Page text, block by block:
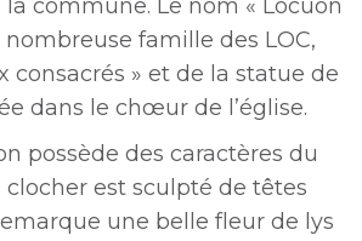
commune. Le nom « Locuon
famille des LOC,
consacrés » et de la statue de
dans le chœur de l’église.
possède des caractères du
clocher est sculpté de têtes
une belle fleur de lys